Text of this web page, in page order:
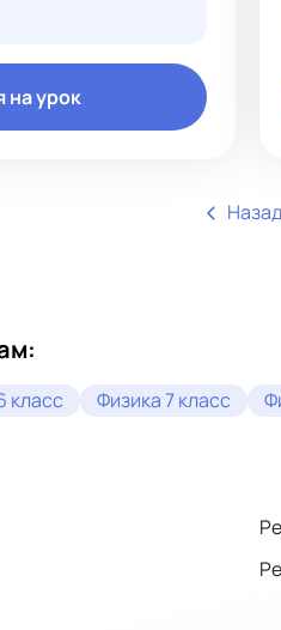
что формулы не
инструменты —
на урок
Назад
класс Физика 7 класс